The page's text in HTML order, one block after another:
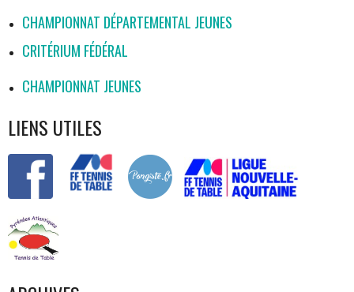
CHAMPIONNAT DÉPARTEMENTAL JEUNES
CRITÉRIUM FÉDÉRAL
CHAMPIONNAT JEUNES
LIENS UTILES